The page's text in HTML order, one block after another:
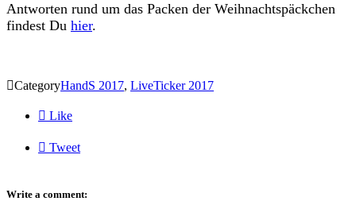
Antworten rund um das Packen der Weihnachtspäckchen
findest Du hier.
CategoryHandS 2017, LiveTicker 2017
 Like
 Tweet
Write a comment: